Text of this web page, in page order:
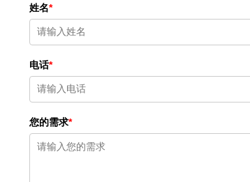
姓名*
电话*
您的需求*